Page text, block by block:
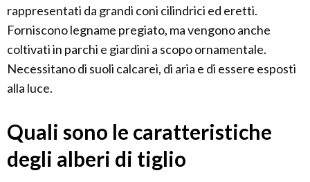
rappresentati da grandi coni cilindrici ed eretti.
Forniscono legname pregiato, ma vengono anche
coltivati in parchi e giardini a scopo ornamentale.
Necessitano di suoli calcarei, di aria e di essere esposti
alla luce.
Quali sono le caratteristiche
degli alberi di tiglio